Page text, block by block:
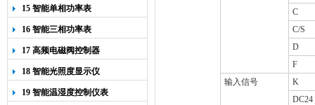
15 智能单相功率表
16 智能三相功率表
17 高频电磁阀控制器
18 智能光照度显示仪
19 智能温湿度控制仪表
C
C/S
D
F
输入信号
K
DC24